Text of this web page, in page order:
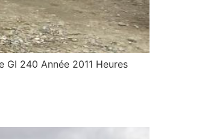
GI 240 Année 2011 Heures